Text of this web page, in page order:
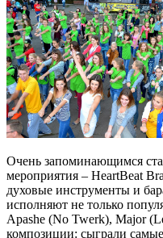
Очень запоминающимся
мероприятия – HeartBeat
духовые инструменты и
исполняют не только
Apashe (No Twerk), Major
композиции: сыграли